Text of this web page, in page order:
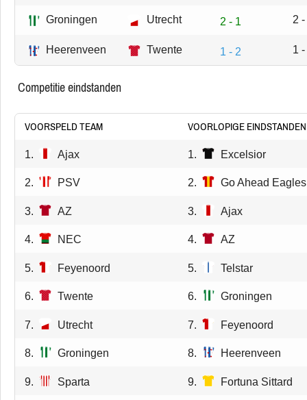
Groningen Utrecht 2 - 1 2
Heerenveen Twente 1 - 2 1
competitie eindstanden
VOORSPELD TEAM VOORLOPIGE EINDSTANDEN
1. Ajax 1. Excelsior
2. PSV 2. Go Ahead Eagles
3. AZ 3. Ajax
4. NEC 4. AZ
5. Feyenoord 5. Telstar
6. Twente 6. Groningen
7. Utrecht 7. Feyenoord
8. Groningen 8. Heerenveen
9. Sparta 9. Fortuna Sittard